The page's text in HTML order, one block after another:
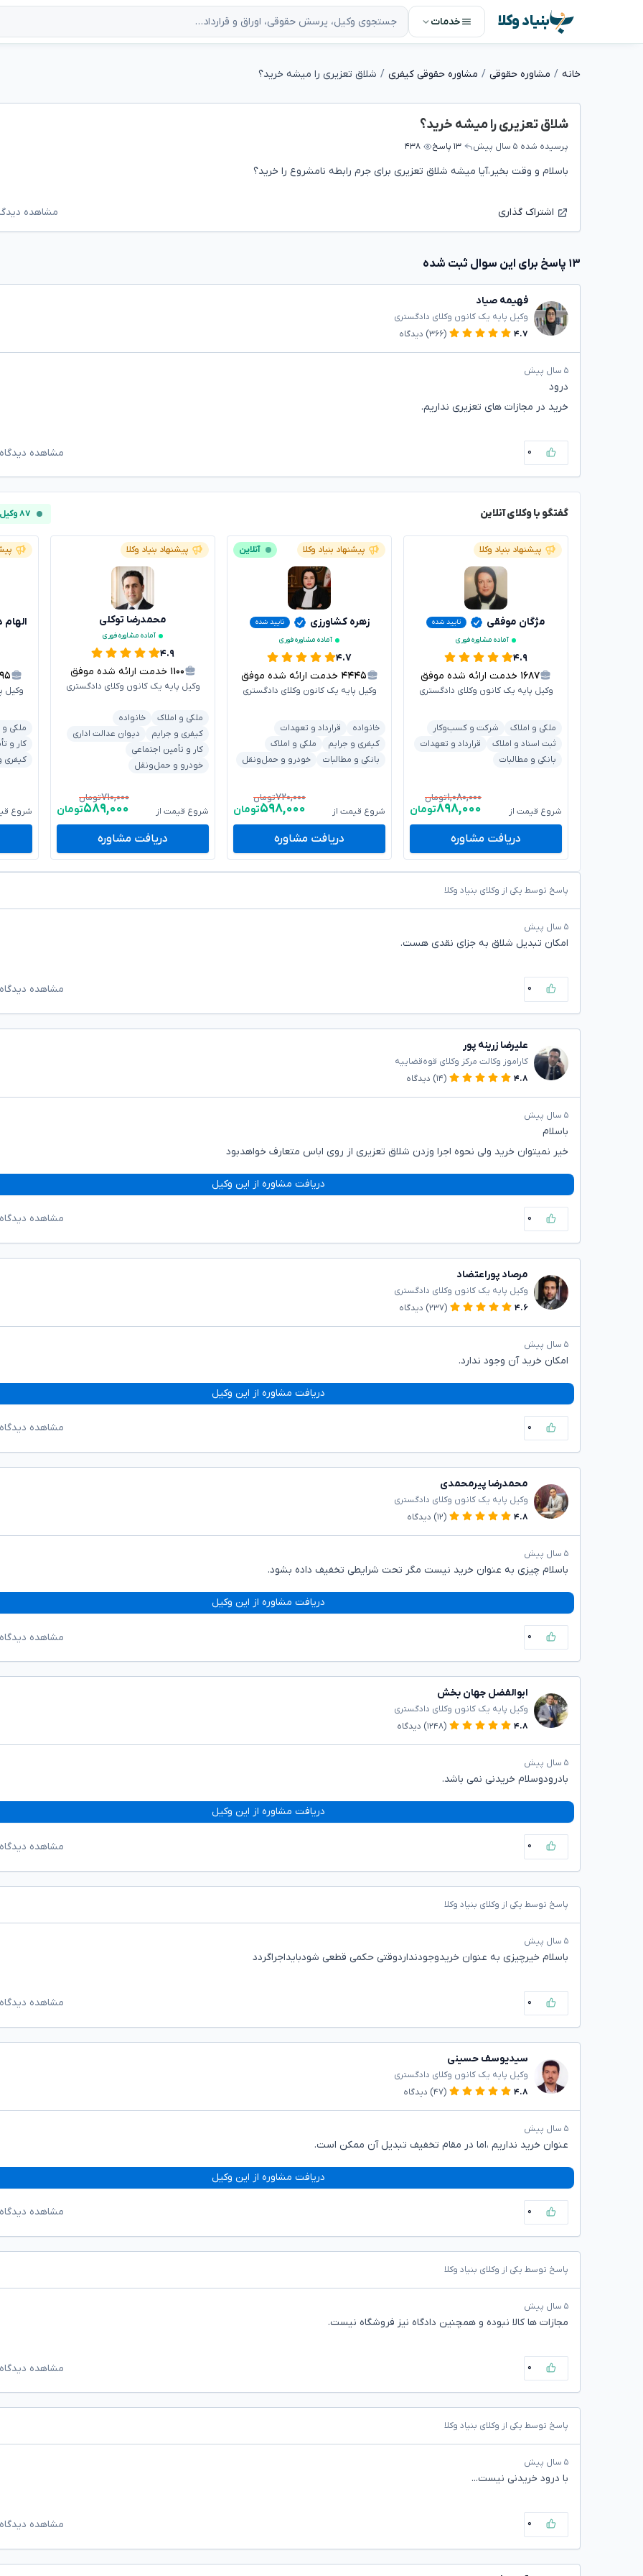
بنیاد وکلا خدمات
خانه مشاوره حقوقی مشاوره حقوقی کیفری شلاق تعزیری را میشه خرید؟
شلاق تعزیری را میشه خرید؟
پرسیده شده ۵ سال پیش ۱۳ پاسخ ۴۳۸
باسلام و وقت بخیر،آیا میشه شلاق تعزیری برای جرم رابطه نامشروع را خرید؟
اشتراک گذاری مشاهده
۱۳ پاسخ برای این سوال ثبت شده
فهیمه صیاد
وکیل پایه یک کانون وکلای دادگستری
۴.۷
(۳۶۶) دیدگاه
۵ سال پیش
درود
خرید در مجازات های تعزیری نداریم.
۰ مشاهده
گفتگو با وکلای آنلاین ۸۷ وکیل آنلاین
پیشنهاد بنیاد وکلا
مژگان موفقی
تایید شده
آماده مشاوره فوری
۴.۹
۱۶۸۷ خدمت ارائه شده موفق
وکیل پایه یک کانون وکلای دادگستری
ملکی و املاک
شرکت و کسب‌وکار
ثبت اسناد و املاک
قرارداد و تعهدات
بانکی و مطالبات
شروع قیمت از
۱,۰۸۰,۰۰۰تومان
۸۹۸,۰۰۰تومان
دریافت مشاوره
پیشنهاد بنیاد وکلا آنلاین
زهره کشاورزی
تایید شده
آماده مشاوره فوری
۴.۷
۴۴۴۵ خدمت ارائه شده موفق
وکیل پایه یک کانون وکلای دادگستری
خانواده
قرارداد و تعهدات
کیفری و جرایم
ملکی و املاک
بانکی و مطالبات
خودرو و حمل‌ونقل
شروع قیمت از
۷۲۰,۰۰۰تومان
۵۹۸,۰۰۰تومان
دریافت مشاوره
پیشنهاد بنیاد وکلا
محمدرضا توکلی
آماده مشاوره فوری
۴.۹
۱۱۰۰ خدمت ارائه شده موفق
وکیل پایه یک کانون وکلای دادگستری
ملکی و املاک
خانواده
کیفری و جرایم
دیوان عدالت اداری
کار و تأمین اجتماعی
خودرو و حمل‌ونقل
شروع قیمت از
۷۱۰,۰۰۰تومان
۵۸۹,۰۰۰تومان
دریافت مشاوره
الهام
وکیل
ملکی و
کار و
کیفری
شروع
پاسخ توسط یکی از وکلای بنیاد وکلا
۵ سال پیش
امکان تبدیل شلاق به جزای نقدی هست.
۰ مشاهده
علیرضا زرینه پور
کاراموز وکالت مرکز وکلای قوه‌قضاییه
۴.۸
(۱۴) دیدگاه
۵ سال پیش
باسلام
خیر نمیتوان خرید ولی نحوه اجرا وزدن شلاق تعزیری از روی اباس متعارف خواهدبود
دریافت مشاوره از این وکیل
۰ مشاهده
مرصاد پوراعتضاد
وکیل پایه یک کانون وکلای دادگستری
۴.۶
(۲۳۷) دیدگاه
۵ سال پیش
امکان خرید آن وجود ندارد.
دریافت مشاوره از این وکیل
۰ مشاهده
محمدرضا پیرمحمدی
وکیل پایه یک کانون وکلای دادگستری
۴.۸
(۱۲) دیدگاه
۵ سال پیش
باسلام چیزی به عنوان خرید نیست مگر تحت شرایطی تخفیف داده بشود.
دریافت مشاوره از این وکیل
۰ مشاهده
ابوالفضل جهان بخش
وکیل پایه یک کانون وکلای دادگستری
۴.۸
(۱۲۴۸) دیدگاه
۵ سال پیش
بادرودوسلام خریدنی نمی باشد.
دریافت مشاوره از این وکیل
۰ مشاهده
پاسخ توسط یکی از وکلای بنیاد وکلا
۵ سال پیش
باسلام خیرچیزی به عنوان خریدوجودنداردوقتی حکمی قطعی شودبایداجراگردد
۰ مشاهده
سیدیوسف حسینی
وکیل پایه یک کانون وکلای دادگستری
۴.۸
(۴۷) دیدگاه
۵ سال پیش
عنوان خرید نداریم ،اما در مقام تخفیف تبدیل آن ممکن است.
دریافت مشاوره از این وکیل
۰ مشاهده
پاسخ توسط یکی از وکلای بنیاد وکلا
۵ سال پیش
مجازات ها کالا نبوده و همچنین دادگاه نیز فروشگاه نیست.
۰ مشاهده
پاسخ توسط یکی از وکلای بنیاد وکلا
۵ سال پیش
با درود خریدنی نیست...
۰ مشاهده